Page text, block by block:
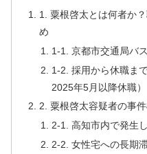
1. 粟根啓太とは何者か
め
1-1. 京都市交通局バ
1-2. 採用から休職ま
2025年5月以降休職）
2. 粟根啓太容疑者の事
2-1. 高知市内で発生
2-2. 女性宅への長期